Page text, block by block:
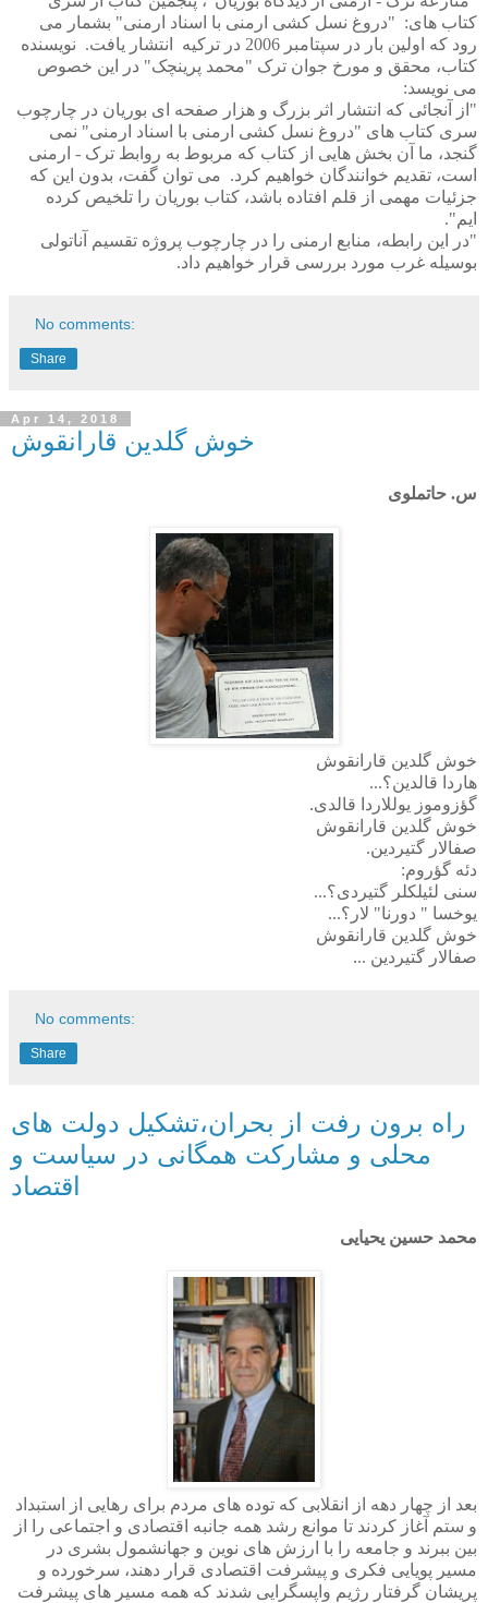
کتاب های: "دروغ نسل کشی ارمنی با اسناد ارمنی" بشمار می
رود که اولین بار در سپتامبر 2006 در ترکیه
انتشار یافت. نویسنده
کتاب، محقق و مورخ جوان ترک "محمد پرینچک" در این خصوص
می نویسد:
"از آنجائی که انتشار اثر بزرگ و هزار صفحه ای بوریان در چارچوب
سری کتاب های "دروغ نسل کشی ارمنی با اسناد ارمنی" نمی
گنجد، ما آن بخش هایی از کتاب که مربوط به روابط ترک - ارمنی
است، تقدیم خوانندگان خواهیم کرد. می توان گفت، بدون این که
جزئیات مهمی از قلم افتاده باشد، کتاب بوریان را تلخیص کرده
ایم".
"در این رابطه، منابع ارمنی را در چارچوب پروژه تقسیم آناتولی
بوسیله غرب مورد بررسی قرار خواهیم داد.
No comments:
Share
Apr 14, 2018
خوش گلدین قارانقوش
س. حاتملوی
خوش گلدین قارانقوش
هاردا قالدین؟...
گؤزوموز یوللاردا قالدی.
خوش گلدین قارانقوش
صفالار گتیردین.
دئه گؤروم:
سنی لئیلکلر گتیردی؟...
یوخسا " دورنا" لار؟...
خوش گلدین قارانقوش
صفالار گتیردین ...
No comments:
Share
راه برون رفت از بحران،تشکیل دولت های
محلی و مشارکت همگانی در سیاست و
اقتصاد
محمد حسین یحیایی
بعد از چهار دهه از انقلابی که توده های مردم برای رهایی از استبداد
و ستم آغاز کردند تا موانع رشد همه جانبه اقتصادی و اجتماعی را از
بین ببرند و جامعه را با ارزش های نوین و جهانشمول بشری در
مسیر پویایی فکری و پیشرفت اقتصادی قرار دهند، سرخورده و
پریشان گرفتار رژیم واپسگرایی شدند که همه مسیر های پیشرفت